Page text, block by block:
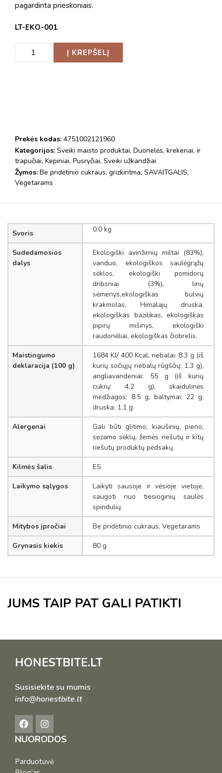
pagardinta prieskoniais.
LT-EKO-001
Į KREPŠELĮ
Prekės kodas: 4751002121960
Kategorijos: Sveiki maisto produktai, Duonelės, krekeriai, ir
trapučiai, Kepiniai, Pusryčiai, Sveiki užkandžiai
Žymos: Be pridėtinio cukraus, grizkiritma, SAVAITGALIS,
Vegetarams
Svoris 0.0 kg
Sudedamosios
dalys
Ekologiški avinžirnių miltai (83%),
vanduo, ekologiškos saulėgrąžų
sėklos, ekologiški pomidorų
dribsniai (3%), linų
sėmenys,ekologiškas bulvių
krakmolas, Himalajų druska,
ekologiškas bazilikas, ekologiškas
pipirų mišinys, ekologiški
raudonėliai, ekologiškas čiobrelis.
Maistingumo
deklaracija (100 g)
1684 KJ/ 400 Kcal, riebalai: 8.3 g (iš
kurių sočiųjų riebalų rūgščių: 1.3 g),
angliavandeniai: 55 g (iš kurių
cukrų: 4.2 g), skaidulinės
medžiagos: 8.5 g, baltymai: 22 g,
druska: 1.1 g.
Alergenai
Gali būti glitimo, kiaušinių, pieno,
sezamo sėklų, žemės riešutų ir kitų
riešutų produktų pėdsakų.
Kilmės šalis ES
Laikymo sąlygos
Laikyti sausoje ir vėsioje vietoje,
saugoti nuo tiesioginių saulės
spindulių.
Mitybos įpročiai Be pridėtinio cukraus, Vegetarams
Grynasis kiekis 80 g
JUMS TAIP PAT GALI PATIKTI
HONESTBITE.LT
Susisiekite su mumis
info@honestbite.lt
NUORODOS
Parduotuvė